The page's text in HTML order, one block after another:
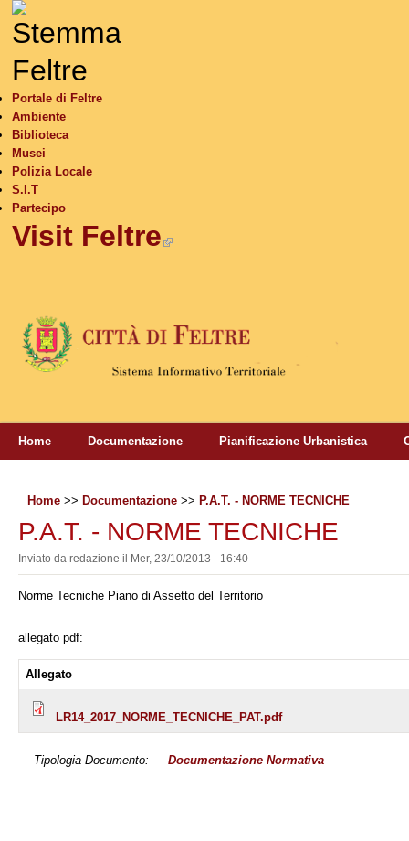
Portale di Feltre
Ambiente
Biblioteca
Musei
Polizia Locale
S.I.T
Partecipo
Visit Feltre
Home Documentazione Pianificazione Urbanistica
Home >> Documentazione >> P.A.T. - NORME TECNICHE
P.A.T. - NORME TECNICHE
Inviato da redazione il Mer, 23/10/2013 - 16:40
Norme Tecniche Piano di Assetto del Territorio
allegato pdf:
Allegato
LR14_2017_NORME_TECNICHE_PAT.pdf
Tipologia Documento: Documentazione Normativa